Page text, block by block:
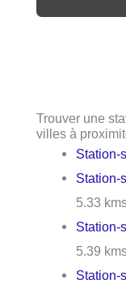
Trouver une
villes à
Station-
Station-
5.33
Station-
5.39
Station-